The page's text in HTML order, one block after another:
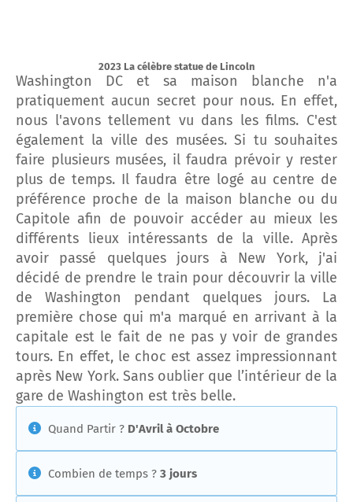
2023 La célèbre statue de Lincoln
Washington DC et sa maison blanche n'a
pratiquement aucun secret pour nous. En effet,
nous l'avons tellement vu dans les films. C'est
également la ville des musées. Si tu souhaites
faire plusieurs musées, il faudra prévoir y rester
plus de temps. Il faudra être logé au centre de
préférence proche de la maison blanche ou du
Capitole afin de pouvoir accéder au mieux les
différents lieux intéressants de la ville. Après
avoir passé quelques jours à New York, j'ai
décidé de prendre le train pour découvrir la ville
de Washington pendant quelques jours. La
première chose qui m'a marqué en arrivant à la
capitale est le fait de ne pas y voir de grandes
tours. En effet, le choc est assez impressionnant
après New York. Sans oublier que l’intérieur de la
gare de Washington est très belle.
Quand Partir ? D'Avril à Octobre
Combien de temps ? 3 jours